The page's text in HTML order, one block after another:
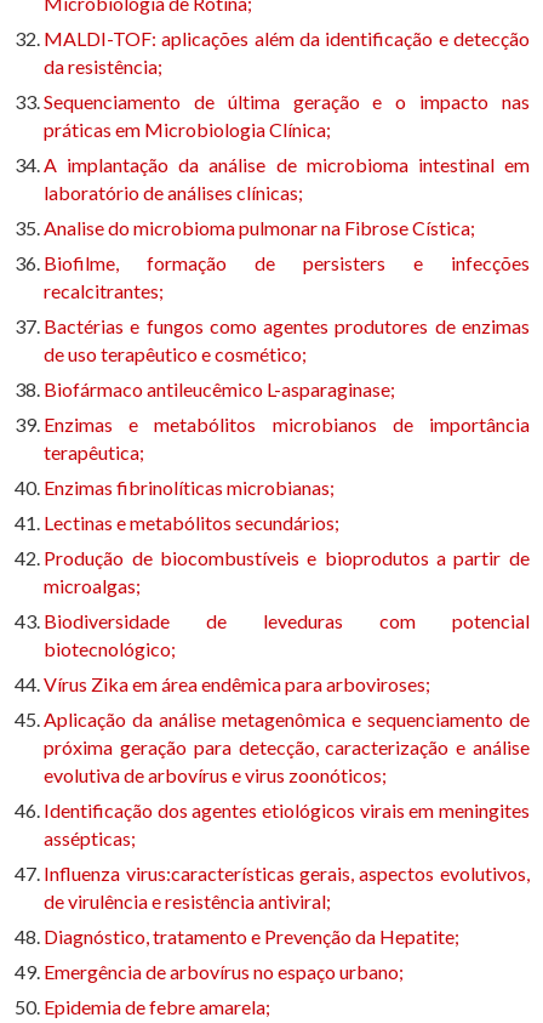
MALDI-TOF: aplicações além da identificação e detecção
da resistência;
Sequenciamento de última geração e o impacto nas
práticas em Microbiologia Clínica;
A implantação da análise de microbioma intestinal em
laboratório de análises clínicas;
Analise do microbioma pulmonar na Fibrose Cística;
Biofilme, formação de persisters e infecções
recalcitrantes;
Bactérias e fungos como agentes produtores de enzimas
de uso terapêutico e cosmético;
Biofármaco antileucêmico L-asparaginase;
Enzimas e metabólitos microbianos de importância
terapêutica;
Enzimas fibrinolíticas microbianas;
Lectinas e metabólitos secundários;
Produção de biocombustíveis e bioprodutos a partir de
microalgas;
Biodiversidade de leveduras com potencial
biotecnológico;
Vírus Zika em área endêmica para arboviroses;
Aplicação da análise metagenômica e sequenciamento de
próxima geração para detecção, caracterização e análise
evolutiva de arbovírus e virus zoonóticos;
Identificação dos agentes etiológicos virais em meningites
assépticas;
Influenza virus:características gerais, aspectos evolutivos,
de virulência e resistência antiviral;
Diagnóstico, tratamento e Prevenção da Hepatite;
Emergência de arbovírus no espaço urbano;
Epidemia de febre amarela;